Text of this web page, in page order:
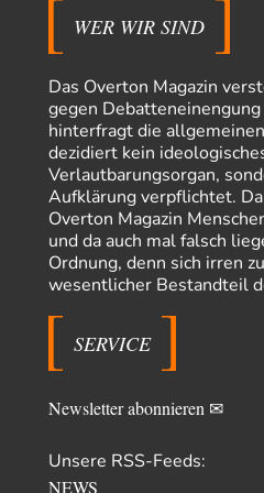
Grottenolmvor 3 Stunden zu:
Die von Selenskij angeordnete 40-
Krieg weiter eskaliert
Natürlich ist Russland scheinbar
nur . Aber es ist vielleicht, wie…
Patient 0vor 9 Stunden zu:
Helmut Schelsky – Der Mann, der
> Eine schwammige Kritik, die nicht an
fehlerhaft oder unvollständig…
Conrad
vor 11 Stunden zu:
Entkernen, Umfunktionieren und
Die NATO-Manöver gibt es noch.
ein paar tausend…
Torstenvor 21 Stunden zu:
Urteil des
Der Deep-State braucht Feinde wie ein
Ferdinand Wohlgewiehertvor 21
WER WIR SIND
Das Overton Magazin
gegen
hinterfragt die
dezidiert kein
Verlautbarungsorgan,
Aufklärung verpflichtet.
Overton Magazin
und da auch mal falsch
Ordnung, denn sich irren
wesentlicher Bestandteil
SERVICE
Newsletter abonnieren ✉
Unsere RSS-Feeds:
NEWS